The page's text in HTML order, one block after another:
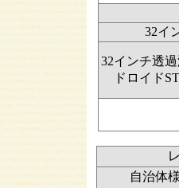
32イ
32インチ透
ドロイド
自治体